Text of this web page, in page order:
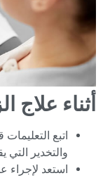
أثناء علاج
اتبع
والتخدير
استعد لإجراء